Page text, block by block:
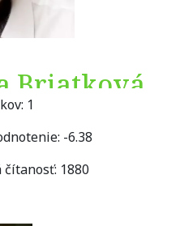
Briatková
1
-6.38
čítanosť: 1880